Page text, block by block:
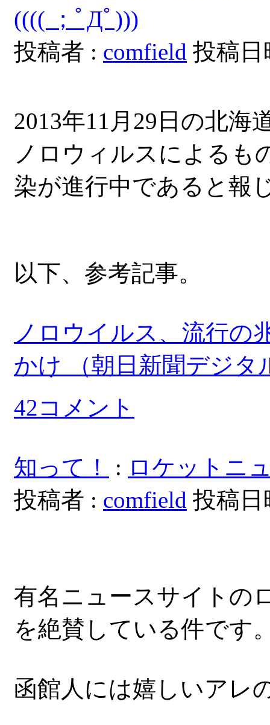
(((( ；ﾟДﾟ)))
投稿者 : comfield 投稿日
2013年11月29日の北海
ノロウィルスによるも
染が進行中であると報
以下、参考記事。
ノロウイルス、流行
かけ （朝日新聞デジタ
42コメント
知って！ : ロケットニ
投稿者 : comfield 投稿日
有名ニュースサイトの
を絶賛している件です
函館人には嬉しいアレ